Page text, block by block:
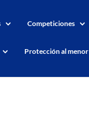
Competiciones
Protección al menor